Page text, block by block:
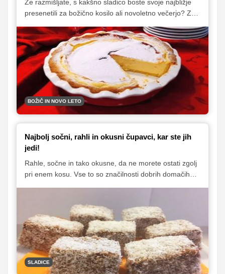
Že razmišljate, s kakšno sladico boste svoje najbližje
presenetili za božično kosilo ali novoletno večerjo? Za
za sočno skutno-vaniljevo krostato. S to svečano
sladico boste zagotovo navdušili vse po vrsti.
BOŽIČ IN NOVO LETO
Najbolj sočni, rahli in okusni čupavci, kar ste jih
jedi!
Rahle, sočne in tako okusne, da ne morete ostati zgolj
pri enem kosu. Vse to so značilnosti dobrih domačih
praznovanje, priljubljeni pa so tudi kot pecivo, ki ga
postrežemo za praznike. Predstavljamo vam preverjen
recept, ki zagotavlja uspeh in po katerem boste
pripravili tako slastne čupavce, kakršnih še niste jedli.
SLADICE